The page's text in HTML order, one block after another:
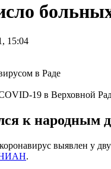
15:04
19 в Верховной
к народным
выявлен у
.